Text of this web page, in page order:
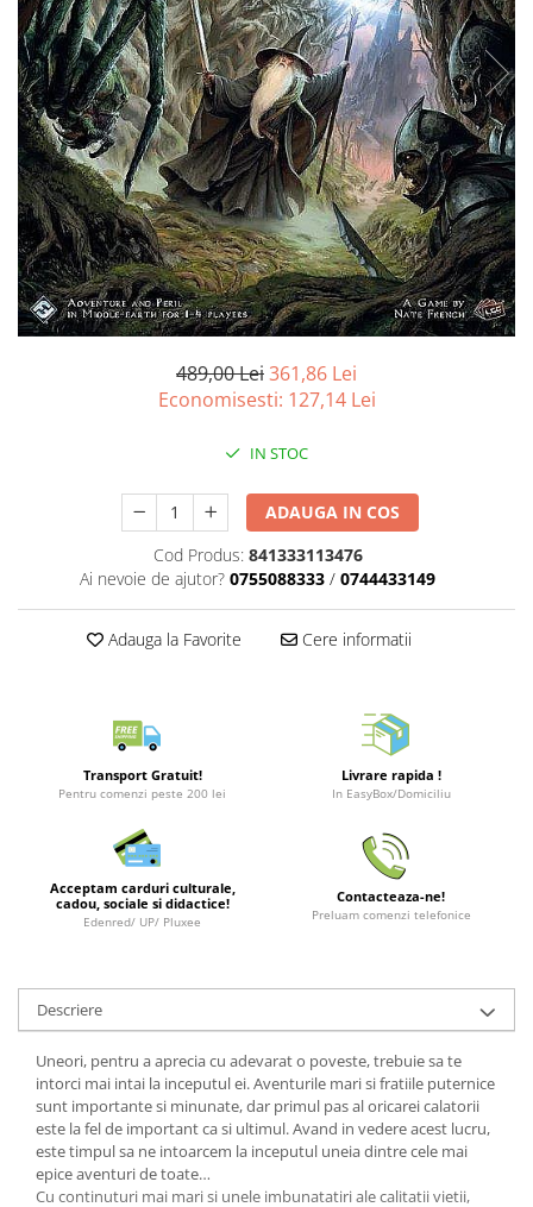
Accesorii pentru boardgames
Protectii carti (Sleeves)
Playmats
Deck Boxes/Cutii pentru carti
Portofolii/ Clasoare pentru carti
The Army Painter
Organizatoare
Zaruri
Carti
Carti de joc
Merch Lex Hobby Store
Geek Stuff
Figurine
Cani/Pahare
Plusuri si papusi
Studio Ghibli/My Neighbor
Totoro/Kiki etc
Minecraft
Dragon Ball
One Piece
Lord of The Rings
Naruto Shippuden
Sailor Moon
489,00 Lei361,86 Lei
Economisesti: 127,14 Lei
IN STOC
ADAUGA IN COS
Cod Produs: 841333113476
Ai nevoie de ajutor? 0755088333 / 0744433149
Adauga la Favorite Cere informatii
Transport Gratuit!
Pentru comenzi peste 200 lei
Livrare rapida !
In EasyBox/Domiciliu
Acceptam carduri culturale,
cadou, sociale si didactice!
Edenred/ UP/ Pluxee
Contacteaza-ne!
Preluam comenzi telefonice
Descriere
Uneori, pentru a aprecia cu adevarat o poveste, trebuie sa te
intorci mai intai la inceputul ei. Aventurile mari si fratiile puternice
sunt importante si minunate, dar primul pas al oricarei calatorii
este la fel de important ca si ultimul. Avand in vedere acest lucru,
este timpul sa ne intoarcem la inceputul uneia dintre cele mai
epice aventuri de toate…
Cu continuturi mai mari si unele imbunatatiri ale calitatii vietii,